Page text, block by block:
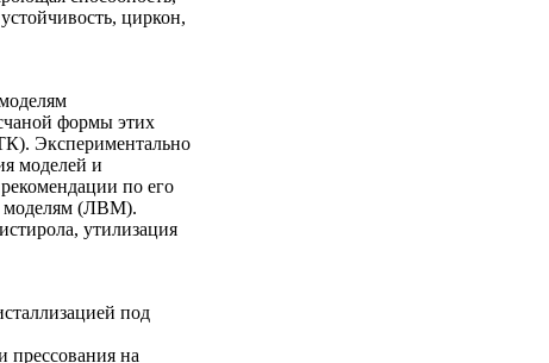
циркон,
формы этих
Экспериментально
моделей и
по его
моделям (ЛВМ).
утилизация
под
прессования на